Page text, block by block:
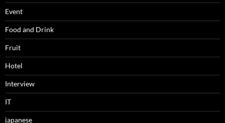
Event
Food and Drink
Fruit
Hotel
Interview
IT
japanese